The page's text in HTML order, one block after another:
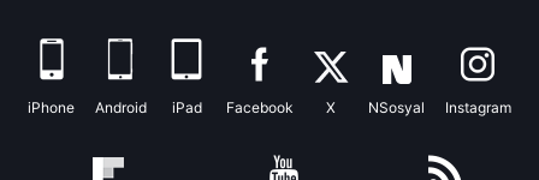
iPhone Android iPad Facebook X NSosyal Instagram